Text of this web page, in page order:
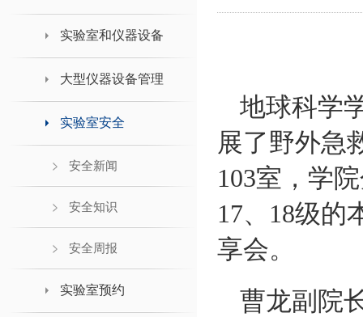
实验室和仪器设备
大型仪器设备管理
实验室安全
安全新闻
安全知识
安全周报
实验室预约
地球科学
展了野外急
103室，学
17、 18级的
享会。
曹龙副院